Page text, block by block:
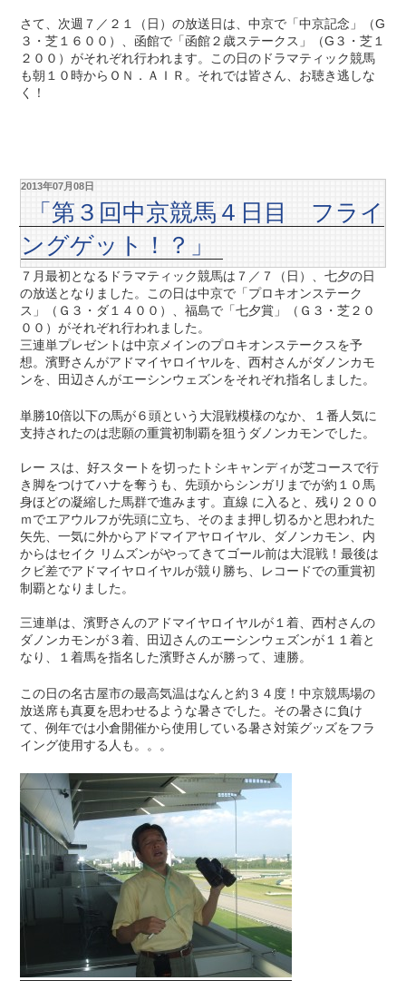
さて、次週７／２１（日）の放送日は、中京で「中京記念」（G
３・芝１６００）、函館で「函館２歳ステークス」（G３・芝１
２００）がそれぞれ行われます。この日のドラマティック競馬
も朝１０時からＯＮ．ＡＩＲ。それでは皆さん、お聴き逃しな
く！
2013年07月08日
「第３回中京競馬４日目 フライ
ングゲット！？」
７月最初となるドラマティック競馬は７／７（日）、七夕の日
の放送となりました。この日は中京で「プロキオンステーク
ス」（Ｇ３・ダ１４００）、福島で「七夕賞」（Ｇ３・芝２０
００）がそれぞれ行われました。
三連単プレゼントは中京メインのプロキオンステークスを予
想。濱野さんがアドマイヤロイヤルを、西村さんがダノンカモ
ンを、田辺さんがエーシンウェズンをそれぞれ指名しました。
単勝10倍以下の馬が６頭という大混戦模様のなか、１番人気に
支持されたのは悲願の重賞初制覇を狙うダノンカモンでした。
レー スは、好スタートを切ったトシキャンディが芝コースで行
き脚をつけてハナを奪うも、先頭からシンガリまでが約１０馬
身ほどの凝縮した馬群で進みます。直線 に入ると、残り２００
ｍでエアウルフが先頭に立ち、そのまま押し切るかと思われた
矢先、一気に外からアドマイアヤロイヤル、ダノンカモン、内
からはセイク リムズンがやってきてゴール前は大混戦！最後は
クビ差でアドマイヤロイヤルが競り勝ち、レコードでの重賞初
制覇となりました。
三連単は、濱野さんのアドマイヤロイヤルが１着、西村さんの
ダノンカモンが３着、田辺さんのエーシンウェズンが１１着と
なり、１着馬を指名した濱野さんが勝って、連勝。
この日の名古屋市の最高気温はなんと約３４度！中京競馬場の
放送席も真夏を思わせるような暑さでした。その暑さに負け
て、例年では小倉開催から使用している暑さ対策グッズをフラ
イング使用する人も。。。